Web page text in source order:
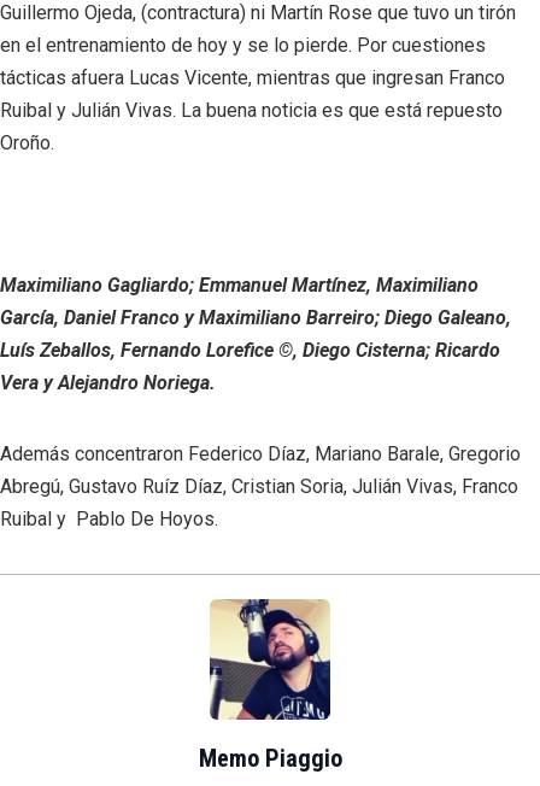
Guillermo Ojeda, (contractura) ni Martín Rose que tuvo un tirón
en el entrenamiento de hoy y se lo pierde. Por cuestiones
tácticas afuera Lucas Vicente, mientras que ingresan Franco
Ruibal y Julián Vivas. La buena noticia es que está repuesto
Oroño.
Maximiliano Gagliardo; Emmanuel Martínez, Maximiliano
García, Daniel Franco y Maximiliano Barreiro; Diego Galeano,
Luís Zeballos, Fernando Lorefice ©, Diego Cisterna; Ricardo
Vera y Alejandro Noriega.
Además concentraron Federico Díaz, Mariano Barale, Gregorio
Abregú, Gustavo Ruíz Díaz, Cristian Soria, Julián Vivas, Franco
Ruibal y Pablo De Hoyos.
Memo Piaggio